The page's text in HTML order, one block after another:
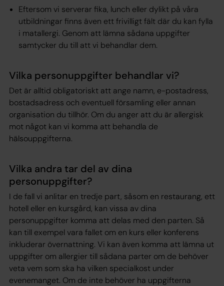
Eftersom vi serverar fika, lunch eller dylikt på våra
utbildningar finns även ett frivilligt fält där du kan fylla
i matallergi. Genom att lämna sådana uppgifter
samtycker du till att vi behandlar dem.
Vilka personuppgifter behandlar vi?
Det är alltid obligatoriskt att ange namn, e-postadress,
bostadsadress och eventuell församling eller annan
organisation du tillhör. Om du anger att du är allergisk
mot något kan vi komma att behandla de
hälsouppgifterna.
Vilka andra tar del av dina
personuppgifter?
I de fall vi anlitar en tredje part, såsom en restaurang, ett
hotell eller en kursgård, kan vissa av dina
personuppgifter komma att delas med den parten. Så
kan till exempel vara fallet om en kurs eller konferens
inkluderar övernattning. Vi kan även komma att lämna ut
uppgifter om allergier till sådana parter om de behöver
veta vem som ska ha vilken specialkost under
evenemanget. Om de inte behöver ha uppgifterna